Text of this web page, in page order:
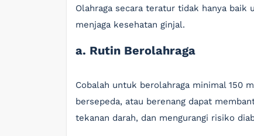
Olahraga secara teratur tidak hanya
menjaga kesehatan ginjal.
a. Rutin Berolahraga
Cobalah untuk berolahraga minimal 150
bersepeda, atau berenang dapat
tekanan darah, dan mengurangi risiko